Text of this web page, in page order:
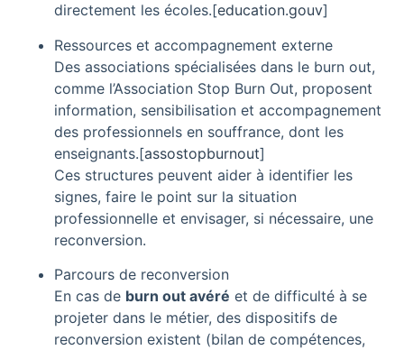
directement les écoles.[education.gouv]​
Ressources et accompagnement externe
Des associations spécialisées dans le burn out,
comme l’Association Stop Burn Out, proposent
information, sensibilisation et accompagnement
des professionnels en souffrance, dont les
enseignants.[assostopburnout]​
Ces structures peuvent aider à identifier les
signes, faire le point sur la situation
professionnelle et envisager, si nécessaire, une
reconversion.
Parcours de reconversion
En cas de burn out avéré et de difficulté à se
projeter dans le métier, des dispositifs de
reconversion existent (bilan de compétences,